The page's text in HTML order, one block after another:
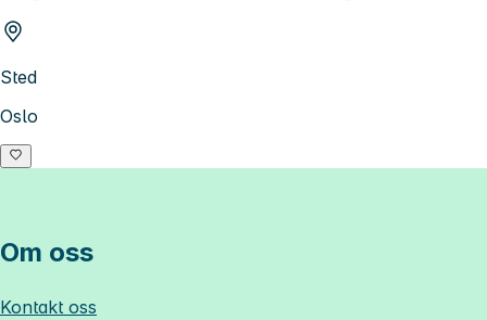
Sted
Oslo
Om oss
Kontakt oss